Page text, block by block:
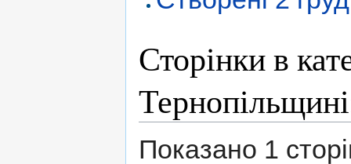
Сторінки в
Показано 1